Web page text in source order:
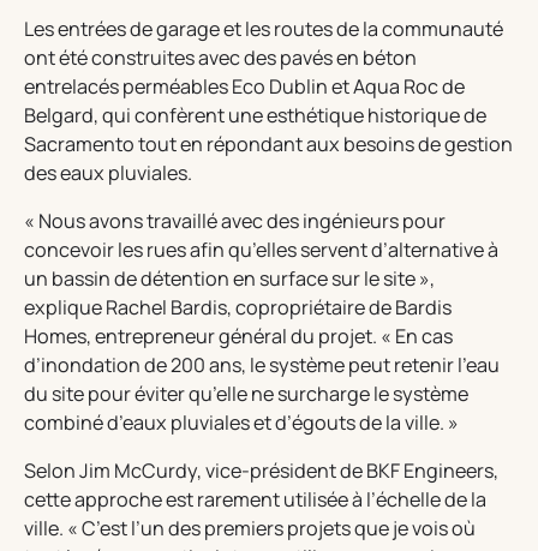
Les entrées de garage et les routes de la communauté
ont été construites avec des pavés en béton
entrelacés perméables Eco Dublin et Aqua Roc de
Belgard, qui confèrent une esthétique historique de
Sacramento tout en répondant aux besoins de gestion
des eaux pluviales.
« Nous avons travaillé avec des ingénieurs pour
concevoir les rues afin qu’elles servent d’alternative à
un bassin de détention en surface sur le site »,
explique Rachel Bardis, copropriétaire de Bardis
Homes, entrepreneur général du projet. « En cas
d’inondation de 200 ans, le système peut retenir l’eau
du site pour éviter qu’elle ne surcharge le système
combiné d’eaux pluviales et d’égouts de la ville. »
Selon Jim McCurdy, vice-président de BKF Engineers,
cette approche est rarement utilisée à l’échelle de la
ville. « C’est l’un des premiers projets que je vois où